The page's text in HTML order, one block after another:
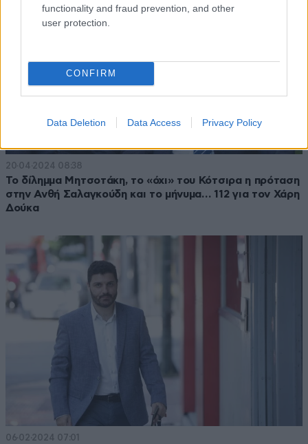
functionality and fraud prevention, and other
user protection.
CONFIRM
Data Deletion Data Access Privacy Policy
20·04·2024 08:38
Το δίλημμα Μητσοτάκη, το «όχι» του Κότσιρα η πρόταση
στην Ανθή Σαλαγκούδη και το μήνυμα… 112 για τον Χάρη
Δούκα
06·02·2024 07:01